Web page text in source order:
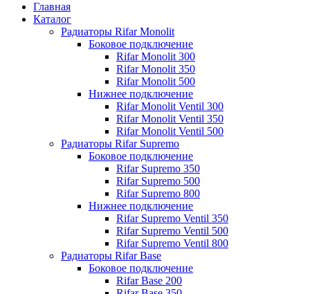
Главная
Каталог
Радиаторы Rifar Monolit
Боковое подключение
Rifar Monolit 300
Rifar Monolit 350
Rifar Monolit 500
Нижнее подключение
Rifar Monolit Ventil 300
Rifar Monolit Ventil 350
Rifar Monolit Ventil 500
Радиаторы Rifar Supremo
Боковое подключение
Rifar Supremo 350
Rifar Supremo 500
Rifar Supremo 800
Нижнее подключение
Rifar Supremo Ventil 350
Rifar Supremo Ventil 500
Rifar Supremo Ventil 800
Радиаторы Rifar Base
Боковое подключение
Rifar Base 200